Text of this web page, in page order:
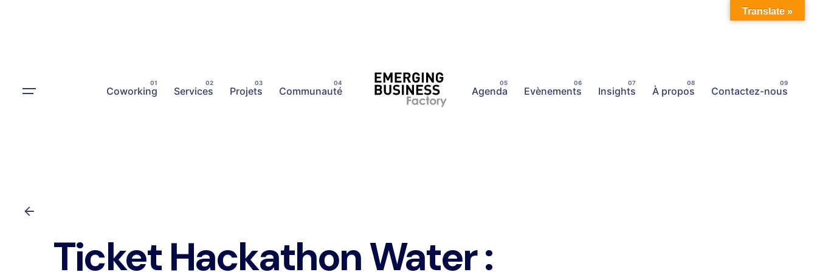
Coworking Services Projets Communauté Agenda Evènements Insights À propos Contactez-nous
Ticket Hackathon Water :
Translate »